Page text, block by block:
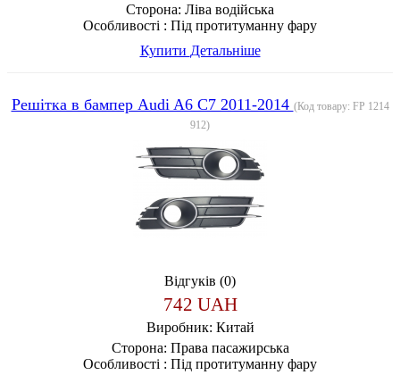
Сторона: Ліва водійська
Особливості : Під протитуманну фару
Купити Детальніше
Решітка в бампер Audi A6 C7 2011-2014 (Код товару: FP 1214
912)
Відгуків (0)
742 UAH
Виробник: Китай
Сторона: Права пасажирська
Особливості : Під протитуманну фару